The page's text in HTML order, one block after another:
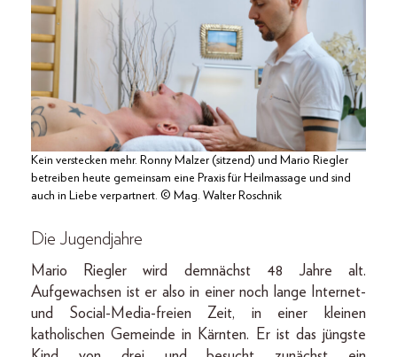
Kein verstecken mehr. Ronny Malzer (sitzend) und Mario Riegler
betreiben heute gemeinsam eine Praxis für Heil­massage und sind
auch in Liebe verpartnert. © Mag. Walter Roschnik
Die Jugendjahre
Mario Riegler wird demnächst 48 Jahre alt.
Aufgewachsen ist er also in einer noch lange Internet-
und Social-Media-freien Zeit, in einer kleinen
katholischen Gemeinde in Kärnten. Er ist das jüngste